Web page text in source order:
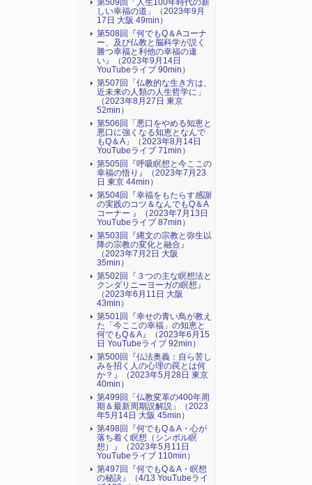
第509回「人生100年時代の新
しい幸福の道」（2023年9月
17日 大阪 49min）
第508回『何でもQ＆Aコーナ
ー、及び仏教と脳科学が説く
勝つ幸福と利他の幸福の違
い』（2023年9月14日
YouTubeライブ 90min）
第507回「仏教的な生き方は、
近未来の人類の人生哲学に」
（2023年8月27日 東京
52min）
第506回「悪口をやめる知恵と
悪口に強くなる知恵となんで
もQ＆A」（2023年8月14日
YouTubeライブ 71min）
第505回『呼吸瞑想と今ここの
幸福の悟り』（2023年7月23
日 東京 44min）
第504回『幸福をもたらす感謝
の実践のコツ＆なんでもQ＆A
コーナー 』（2023年7月13日
YouTubeライブ 87min）
第503回『縄文の宗教と弥生以
降の宗教の変化と融合』
（2023年7月2日 大阪
35min）
第502回『３つの主な瞑想法と
クンダリニーヨーガの瞑想』
（2023年6月11日 大阪
43min）
第501回『幸せの青い鳥が教え
た「今ここの幸福」の知恵と
何でもQ＆A』（2023年6月15
日 YouTubeライブ 92min）
第500回『仏法奥義：自ら苦し
みを招く人の心理の罠とは何
か？』（2023年5月28日 東京
40min）
第499回「仏教変革の400年周
期＆最新周期説解説」（2023
年5月14日 大阪 45min）
第498回『何でもQ＆A・心が
落ち着く瞑想（シンボル瞑
想）』（2023年5月11日
YouTubeライブ 110min）
第497回『何でもQ＆A・瞑想
の秘訣』（4/13 YouTubeライ